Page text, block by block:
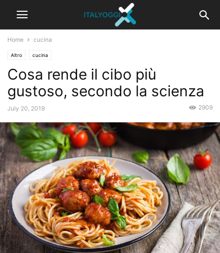
Home cucina
Altro cucina
Cosa rende il cibo più
gustoso, secondo la scienza
July 20, 2019 2909